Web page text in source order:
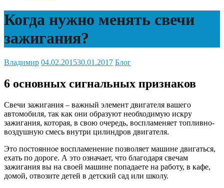
Когда нужно менять свечи
зажигания?
Владимир 04.02.201530.01.2017 Блог
6 основных сигнальных признаков
Свечи зажигания – важный элемент двигателя вашего
автомобиля, так как они образуют необходимую искру
зажигания, которая, в свою очередь, воспламеняет топливно-
воздушную смесь внутри цилиндров двигателя.
Это постоянное воспламенение позволяет машине двигаться,
ехать по дороге. А это означает, что благодаря свечам
зажигания вы на своей машине попадаете на работу, в кафе,
домой, отвозите детей в детский сад или школу.